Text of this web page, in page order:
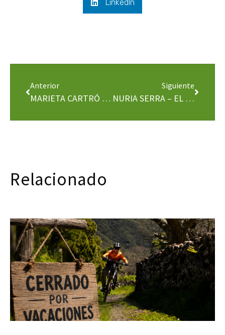
LinkedIn
Anterior
MARIETA CARTRÓ – EL VIDEO
Siguiente
NURIA SERRA – EL VIDEO
Relacionado